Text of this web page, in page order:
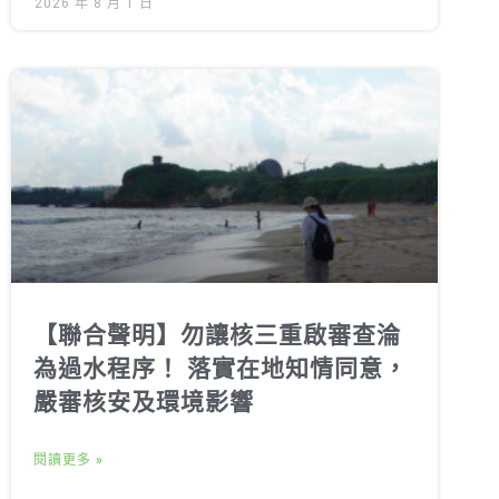
2026 年 8 月 1 日
【聯合聲明】勿讓核三重啟審查淪
為過水程序！ 落實在地知情同意，
嚴審核安及環境影響
閱讀更多 »